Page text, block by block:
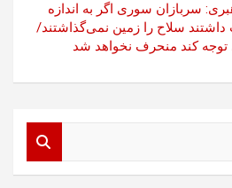
سربازان سوری اگر به اندازه
سلاح را زمین نمی‌گذاشتند/
توجه کند منحرف نخواهد شد